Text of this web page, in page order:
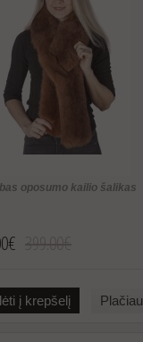
oposumo kailio šalikas
į krepšelį Plačiau